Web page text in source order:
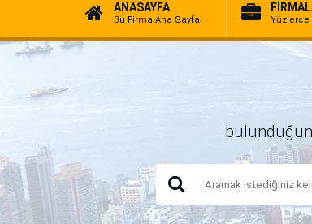
ANASAYFA
Bu Firma Ana Sayfa Yüzlerce